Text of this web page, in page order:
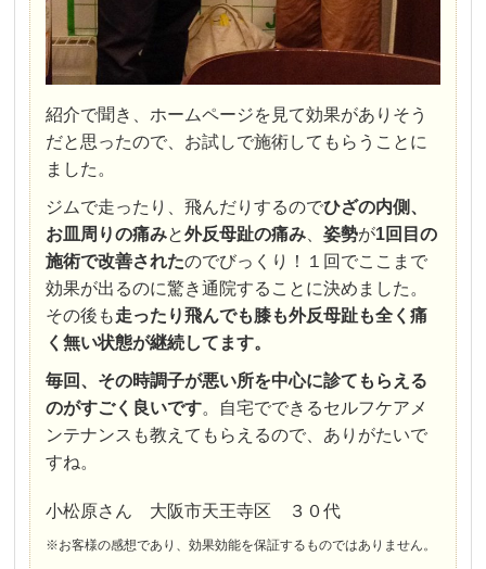
紹介で聞き、ホームページを見て効果がありそう
だと思ったので、お試しで施術してもらうことに
ました。
ジムで走ったり、飛んだりするのでひざの内側、
お皿周りの痛みと外反母趾の痛み 、姿勢が1回目の
施術で改善されたのでびっくり！１回でここまで
効果が出るのに驚き通院することに決めました。
その後も走ったり飛んでも膝も外反母趾も全く痛
く無い状態が継続してます。
毎回、その時調子が悪い所を中心に診てもらえる
のがすごく良いです。自宅でできるセルフケアメ
ンテナンスも教えてもらえるので、ありがたいで
すね。
小松原さん 大阪市天王寺区 ３０代
※お客様の感想であり、効果効能を保証するものではありません。